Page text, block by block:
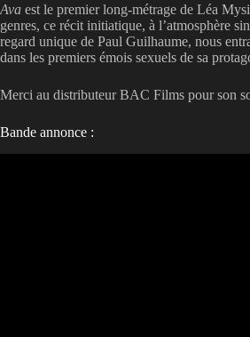
Ava est le premier long-métrage de Léa
genres, ce récit initiatique, à l’atmosphère
regard unique de Paul Guilhaume, nous
dans les premiers émois sexuels de sa
Merci au distributeur BAC Films pour son
Bande annonce :